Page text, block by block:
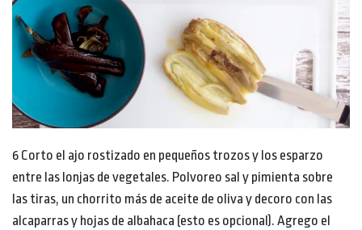
6 Corto el ajo rostizado en pequeños trozos y los esparzo
entre las lonjas de vegetales. Polvoreo sal y pimienta sobre
las tiras, un chorrito más de aceite de oliva y decoro con las
alcaparras y hojas de albahaca (esto es opcional). Agrego el